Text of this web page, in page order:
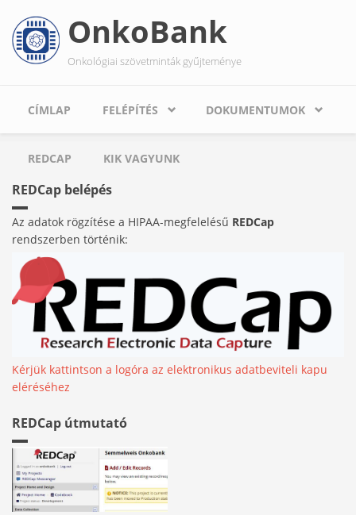
tartalomra
OnkoBank
Onkológiai szövetminták gyűjteménye
CÍMLAP FELÉPÍTÉS DOKUMENTUMOK
REDCAP KIK VAGYUNK
REDCap belépés
Az adatok rögzítése a HIPAA-megfelelésű REDCap
rendszerben történik:
Kérjük kattintson a logóra az elektronikus adatbeviteli kapu
eléréséhez
REDCap útmutató